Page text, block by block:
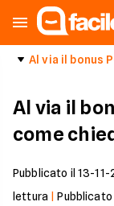
Al via il bonus
Al via il
come
Pubblicato il 13-11-
lettura |Pubblicato